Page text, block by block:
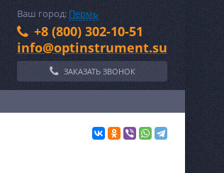
Ваш город: Пермь
+8 (800) 302-10-51
info@optinstrument.su
ЗАКАЗАТЬ ЗВОНОК